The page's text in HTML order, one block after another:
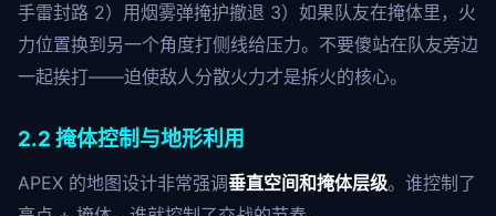
手雷封路 2）用烟雾弹掩护撤退 3）如果队友在掩体里，火
力位置换到另一个角度打侧线给压力。不要傻站在队友旁边
一起挨打——迫使敌人分散火力才是拆火的核心。
2.2 掩体控制与地形利用
APEX 的地图设计非常强调垂直空间和掩体层级。谁控制了